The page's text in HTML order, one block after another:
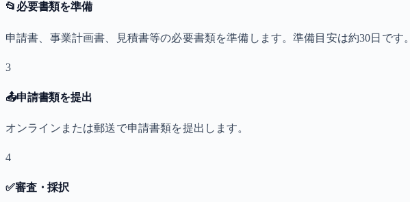
📂 必要書類を準備
申請書、事業計画書、見積書等の必要書類を準備します。準備目安は約30日です。
3
📤申請書類を提出
オンラインまたは郵送で申請書類を提出します。
4
✅審査・採択